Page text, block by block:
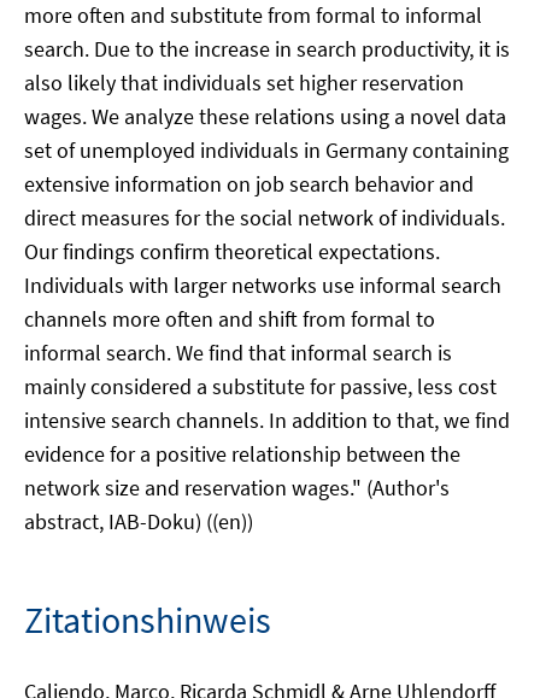
more often and substitute from formal to informal
search. Due to the increase in search productivity, it is
also likely that individuals set higher reservation
wages. We analyze these relations using a novel data
set of unemployed individuals in Germany containing
extensive information on job search behavior and
direct measures for the social network of individuals.
Our findings confirm theoretical expectations.
Individuals with larger networks use informal search
channels more often and shift from formal to
informal search. We find that informal search is
mainly considered a substitute for passive, less cost
intensive search channels. In addition to that, we find
evidence for a positive relationship between the
network size and reservation wages." (Author's
abstract, IAB-Doku) ((en))
Zitationshinweis
Caliendo, Marco, Ricarda Schmidl & Arne Uhlendorff